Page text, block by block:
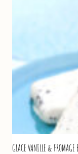
GLACE VANILLE & FROMAGE